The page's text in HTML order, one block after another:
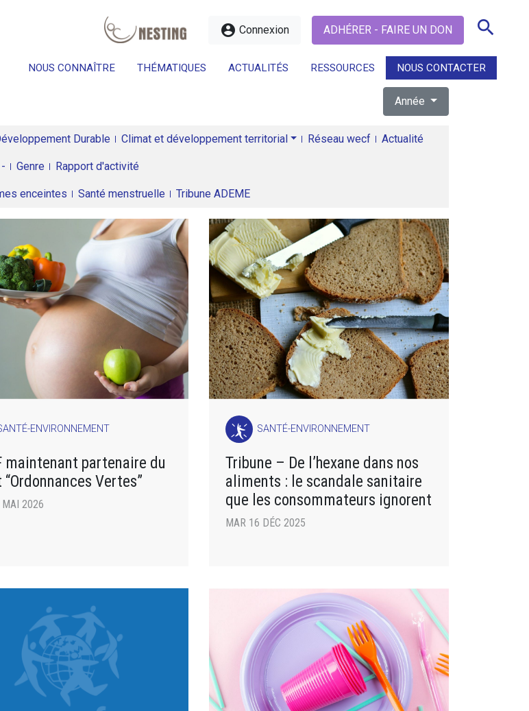
account_circle Connexion ADHÉRER - FAIRE UN DON search
NOUS CONNAÎTRE THÉMATIQUES ACTUALITÉS RESSOURCES NOUS CONTACTER
search
Année
Durable Climat et développement territorial Réseau wecf Actualité
Genre Rapport d'activité
enceintes Santé menstruelle Tribune ADEME
ENVIRONNEMENT
maintenant partenaire du
Vertes”
2026
SANTÉ-ENVIRONNEMENT
Tribune – De l’hexane dans nos
aliments : le scandale sanitaire
que les consommateurs ignorent
MAR 16 DÉC 2025